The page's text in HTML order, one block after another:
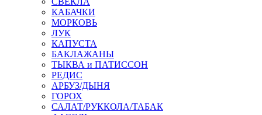
КАБАЧКИ
МОРКОВЬ
ЛУК
КАПУСТА
БАКЛАЖАНЫ
ТЫКВА и ПАТИССОН
РЕДИС
АРБУЗ/ДЫНЯ
ГОРОХ
САЛАТ/РУККОЛА/ТАБАК